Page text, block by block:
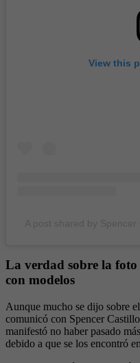
View this
La verdad sobre la
con modelos
Aunque mucho se dijo sobre
comunicó con Spencer
manifestó no haber pasado
debido a que se los encontró